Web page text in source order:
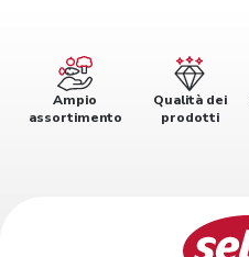
Ampio
assortimento
Qualità dei
prodotti